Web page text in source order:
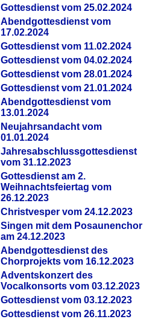
Gottesdienst vom 25.02.2024
Abendgottesdienst vom
17.02.2024
Gottesdienst vom 11.02.2024
Gottesdienst vom 04.02.2024
Gottesdienst vom 28.01.2024
Gottesdienst vom 21.01.2024
Abendgottesdienst vom
13.01.2024
Neujahrsandacht vom
01.01.2024
Jahresabschlussgottesdienst
vom 31.12.2023
Gottesdienst am 2.
Weihnachtsfeiertag vom
26.12.2023
Christvesper vom 24.12.2023
Singen mit dem Posaunenchor
am 24.12.2023
Abendgottesdienst des
Chorprojekts vom 16.12.2023
Adventskonzert des
Vocalkonsorts vom 03.12.2023
Gottesdienst vom 03.12.2023
Gottesdienst vom 26.11.2023